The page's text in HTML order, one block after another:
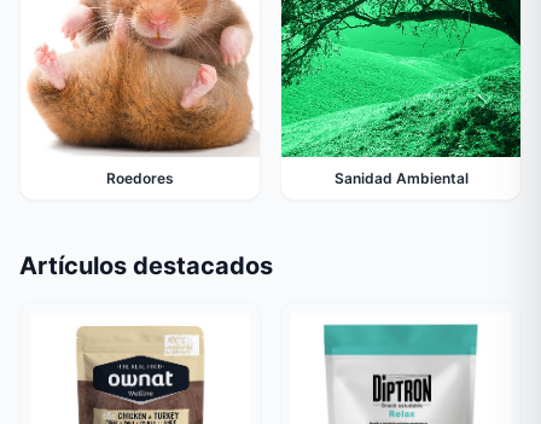
Roedores Sanidad Ambiental
Artículos destacados